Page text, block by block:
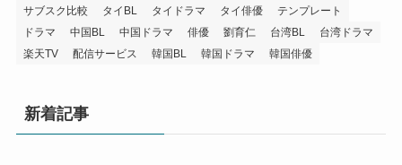
サブスク比較
タイBL タイドラマ タイ俳優
テンプレート
ドラマ
中国BL 中国ドラマ 俳優 劉育仁 台湾BL
台湾ドラマ
楽天TV
配信サービス 韓国BL 韓国ドラマ 韓国俳優
新着記事